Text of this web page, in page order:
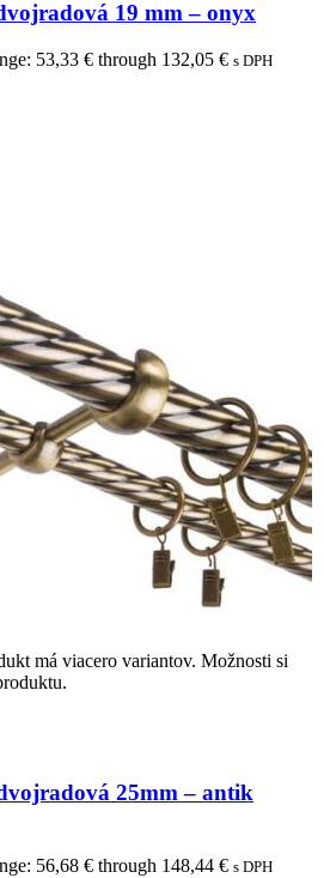
19 mm – onyx
53,33 € through 132,05 € s DPH
má viacero variantov. Možnosti si
25mm – antik
56,68 € through 148,44 € s DPH